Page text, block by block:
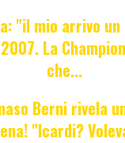
"il mio arrivo
La
che...
Berni rivela
"Icardi?